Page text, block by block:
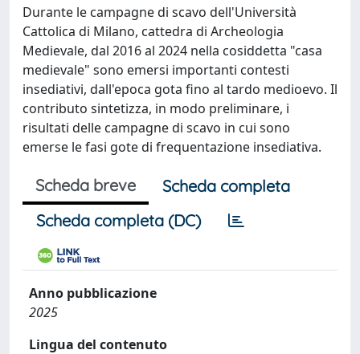
Durante le campagne di scavo dell'Università
Cattolica di Milano, cattedra di Archeologia
Medievale, dal 2016 al 2024 nella cosiddetta "casa
medievale" sono emersi importanti contesti
insediativi, dall'epoca gota fino al tardo medioevo. Il
contributo sintetizza, in modo preliminare, i
risultati delle campagne di scavo in cui sono
emerse le fasi gote di frequentazione insediativa.
Scheda breve
Scheda completa
Scheda completa (DC)
Anno pubblicazione
2025
Lingua del contenuto